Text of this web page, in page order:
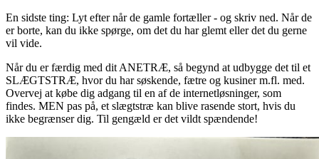
En sidste ting: Lyt efter når de gamle fortæller - og skriv ned. Når de
er borte, kan du ikke spørge, om det du har glemt eller det du gerne
vil vide.
Når du er færdig med dit ANETRÆ, så begynd at udbygge det til et
SLÆGTSTRÆ, hvor du har søskende, fætre og kusiner m.fl. med.
Overvej at købe dig adgang til en af de internetløsninger, som
findes. MEN pas på, et slægtstræ kan blive rasende stort, hvis du
ikke begrænser dig. Til gengæld er det vildt spændende!